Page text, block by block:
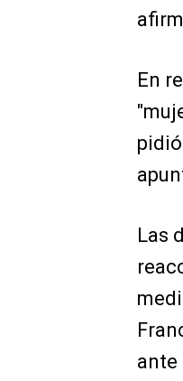
En
Las
ante